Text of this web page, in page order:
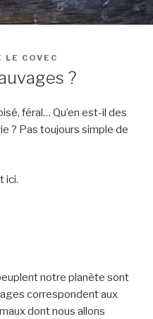
LE COVEC
?
féral… Qu’en est-il des
? Pas toujours simple de
ici.
notre planète sont
correspondent aux
dont nous allons